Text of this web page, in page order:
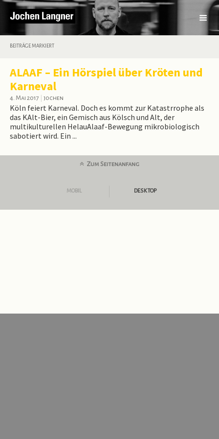
BEITRÄGE MARKIERT
ALAAF – Ein Hörspiel über Kröten und
Karneval
4. Mai 2017 jochen
Köln feiert Karneval. Doch es kommt zur Katastrrophe als
das KAlt-Bier, ein Gemisch aus Kölsch und Alt, der
multikulturellen HelauAlaaf-Bewegung mikrobiologisch
sabotiert wird. Ein ...
Zum Seitenanfang
MOBIL DESKTOP